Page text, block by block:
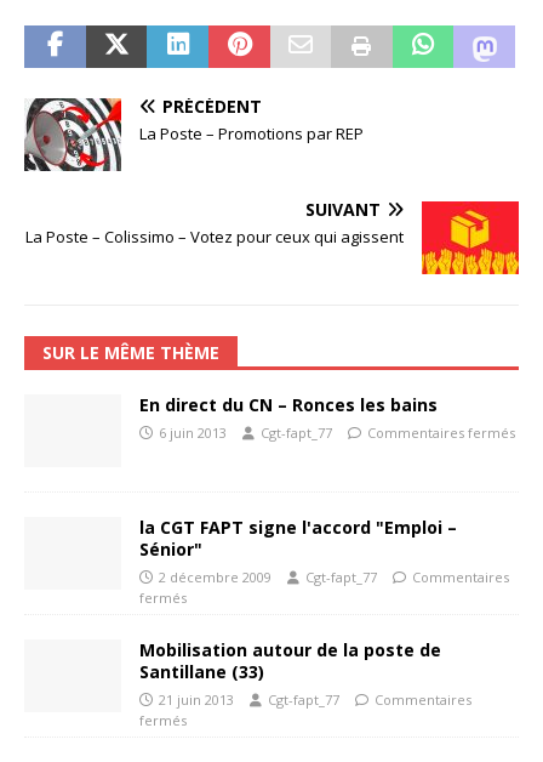
PRÉCÉDENT
La Poste – Promotions par REP
SUIVANT
La Poste – Colissimo – Votez pour ceux qui agissent
SUR LE MÊME THÈME
En direct du CN – Ronces les bains
6 juin 2013 Cgt-fapt_77 Commentaires fermés
la CGT FAPT signe l'accord "Emploi –
Sénior"
2 décembre 2009 Cgt-fapt_77
Commentaires
fermés
Mobilisation autour de la poste de
Santillane (33)
21 juin 2013 Cgt-fapt_77
Commentaires
fermés